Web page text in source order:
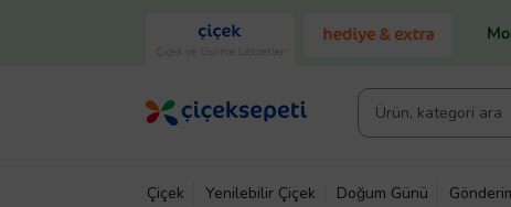
Çiçek ve Gurme Lezzetler
Çiçek Yenilebilir Çiçek Doğum Günü